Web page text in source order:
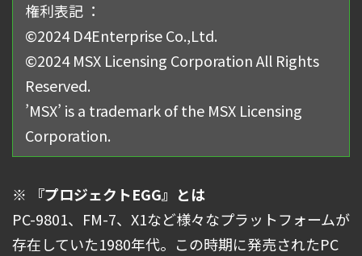
権利表記 ：
©2024 D4Enterprise Co.,Ltd.
©2024 MSX Licensing Corporation All Rights
Reserved.
’MSX’ is a trademark of the MSX Licensing
Corporation.
※ 『プロジェクトEGG』とは
PC-9801、FM-7、X1など様々なプラットフォームが
存在していた1980年代。この時期に発売されたPC